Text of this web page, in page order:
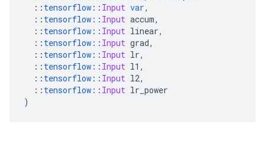
:: tensorflow :: Input var,
:: tensorflow :: Input accum,
:: tensorflow :: Input linear,
:: tensorflow :: Input grad,
:: tensorflow :: Input lr,
:: tensorflow :: Input l1 ,
:: tensorflow :: Input l2,
:: tensorflow :: Input lr_power
)